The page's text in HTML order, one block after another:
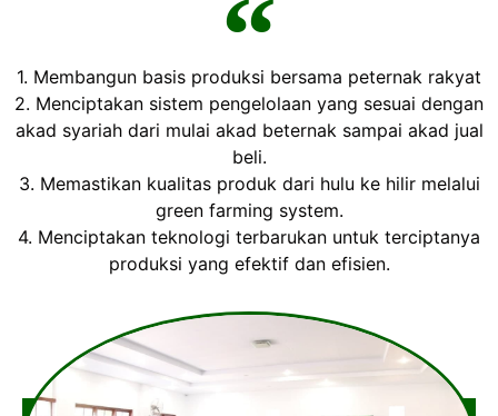
1. Membangun basis produksi bersama peternak rakyat
2. Menciptakan sistem pengelolaan yang sesuai dengan
akad syariah dari mulai akad beternak sampai akad jual
beli.
3. Memastikan kualitas produk dari hulu ke hilir melalui
green farming system.
4. Menciptakan teknologi terbarukan untuk terciptanya
produksi yang efektif dan efisien.